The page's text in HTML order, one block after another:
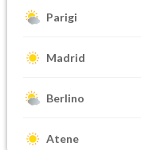
Parigi
Madrid
Berlino
Atene